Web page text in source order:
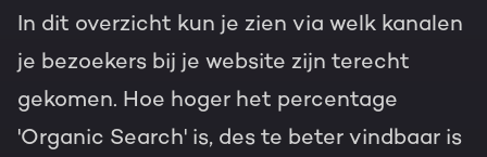
In dit overzicht kun je zien via welk kanalen
je bezoekers bij je website zijn terecht
gekomen. Hoe hoger het percentage
'Organic Search' is, des te beter vindbaar is